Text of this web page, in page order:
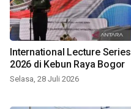
International Lecture Series
2026 di Kebun Raya Bogor
Selasa, 28 Juli 2026